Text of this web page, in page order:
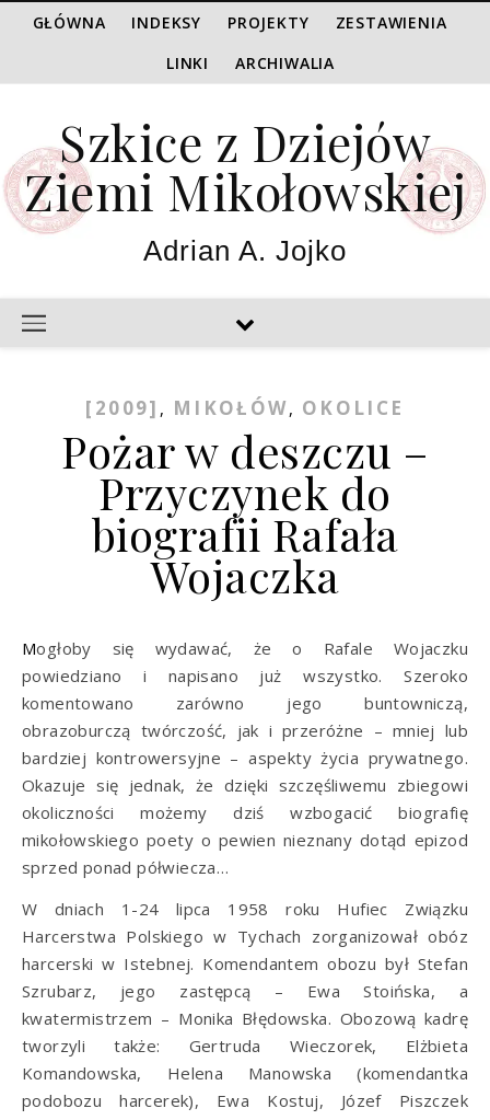
GŁÓWNA INDEKSY PROJEKTY
ZESTAWIENIA
LINKI
ARCHIWALIA
Szkice z Dziejów
Ziemi Mikołowskiej
Adrian A. Jojko
[2009] , MIKOŁÓW, OKOLICE
Pożar w deszczu –
Przyczynek do
biografii Rafała
Wojaczka
Mogłoby się wydawać, że o Rafale Wojaczku
powiedziano i napisano już wszystko. Szeroko
komentowano zarówno jego buntowniczą,
obrazoburczą twórczość, jak i przeróżne – mniej lub
bardziej kontrowersyjne – aspekty życia prywatnego.
Okazuje się jednak, że dzięki szczęśliwemu zbiegowi
okoliczności możemy dziś wzbogacić biografię
mikołowskiego poety o pewien nieznany dotąd epizod
sprzed ponad półwiecza…
W dniach 1-24 lipca 1958 roku Hufiec Związku
Harcerstwa Polskiego w Tychach zorganizował obóz
harcerski w Istebnej. Komendantem obozu był Stefan
Szrubarz, jego zastępcą – Ewa Stoińska, a
kwatermistrzem – Monika Błędowska. Obozową kadrę
tworzyli także: Gertruda Wieczorek, Elżbieta
Komandowska, Helena Manowska (komendantka
podobozu harcerek), Ewa Kostuj, Józef Piszczek